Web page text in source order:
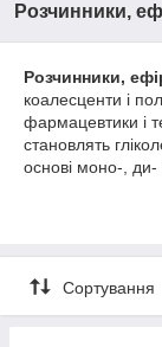
Розчинники,
Розчинники,
коалесценти і
фармацевтики і
становлять
основі моно-, ди-
вільна
55-6),
Texanol, CAS
Серія P
Сортування